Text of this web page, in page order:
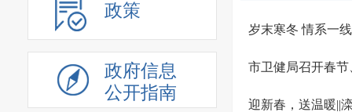
政策
政府信息
公开指南
岁末寒冬 情系一
市卫健局召开春
迎新春，送温暖||